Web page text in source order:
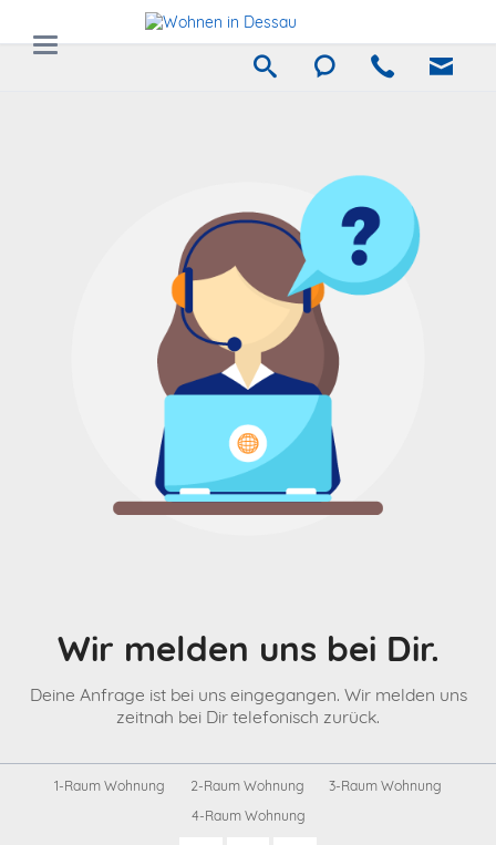
Wir melden uns bei Dir.
Deine Anfrage ist bei uns eingegangen. Wir melden uns
zeitnah bei Dir telefonisch zurück.
Navigation
überspringen
1-Raum Wohnung 2-Raum Wohnung
3-Raum Wohnung
4-Raum Wohnung